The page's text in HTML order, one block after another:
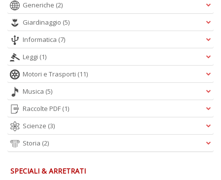
Generiche (2)
Giardinaggio (5)
Informatica (7)
Leggi (1)
Motori e Trasporti (11)
Musica (5)
Raccolte PDF (1)
Scienze (3)
Storia (2)
SPECIALI & ARRETRATI